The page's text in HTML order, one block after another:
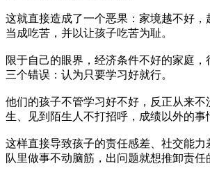
这就直接造成了一个恶果：家境越不好，
当成吃苦，并以让孩子吃苦为耻。
限于自己的眼界，经济条件不好的家庭
三个错误：认为只要学习好就行。
他们的孩子不管学习好不好，反正从来不
生、见到陌生人不打招呼，成绩以外的事
这样直接导致孩子的责任感差、社交能力
队里做事不动脑筋，出问题就想推卸责任